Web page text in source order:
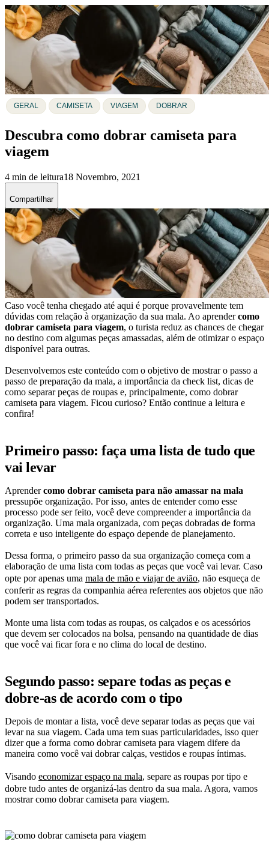
GERAL CAMISETA VIAGEM DOBRAR
Descubra como dobrar camiseta para
viagem
4 min de leitura18 Novembro, 2021
Compartilhar
Caso você tenha chegado até aqui é porque provavelmente tem
dúvidas com relação à organização da sua mala. Ao aprendercomo
dobrar camiseta para viagem, o turista reduz as chances de chegar
no destino com algumas peças amassadas, além de otimizar o espaço
disponível para outras.
Desenvolvemos este conteúdo com o objetivo de mostrar o passo a
passo de preparação da mala, a importância da check list, dicas de
como separar peças de roupas e, principalmente, como dobrar
camiseta para viagem. Ficou curioso? Então continue a leitura e
confira!
Primeiro passo: faça uma lista de tudo que
vai levar
Aprendercomo dobrar camiseta para não amassar na mala
pressupõe organização. Por isso, antes de entender como esse
processo pode ser feito, você deve compreender a importância da
organização. Uma mala organizada, com peças dobradas de forma
correta e uso inteligente do espaço depende de planejamento.
Dessa forma, o primeiro passo da sua organização começa com a
elaboração de uma lista com todas as peças que você vai levar. Caso
opte por apenas uma mala de mão e viajar de avião, não esqueça de
conferir as regras da companhia aérea referentes aos objetos que não
podem ser transportados.
Monte uma lista com todas as roupas, os calçados e os acessórios
que devem ser colocados na bolsa, pensando na quantidade de dias
que você vai ficar fora e no clima do local de destino.
Segundo passo: separe todas as peças e
dobre-as de acordo com o tipo
Depois de montar a lista, você deve separar todas as peças que vai
levar na sua viagem. Cada uma tem suas particularidades, isso quer
dizer que a forma como dobrar camiseta para viagem difere da
maneira como você vai dobrar calças, vestidos e roupas íntimas.
Visando economizar espaço na mala, separe as roupas por tipo e
dobre tudo antes de organizá-las dentro da sua mala. Agora, vamos
mostrar como dobrar camiseta para viagem.